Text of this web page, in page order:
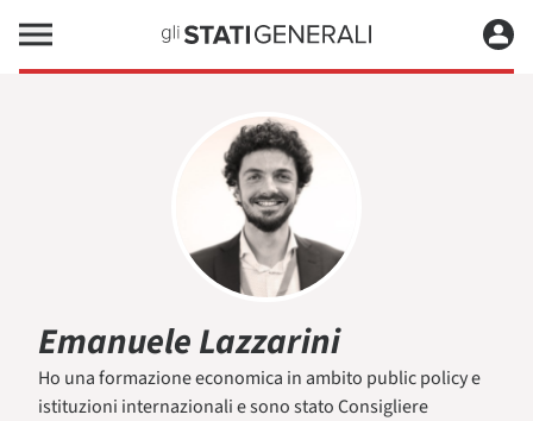
Emanuele Lazzarini
Ho una formazione economica in ambito public policy e
istituzioni internazionali e sono stato Consigliere